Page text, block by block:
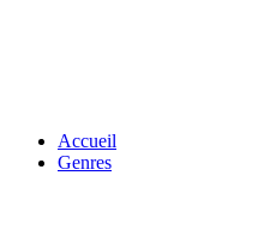
Accueil
Genres